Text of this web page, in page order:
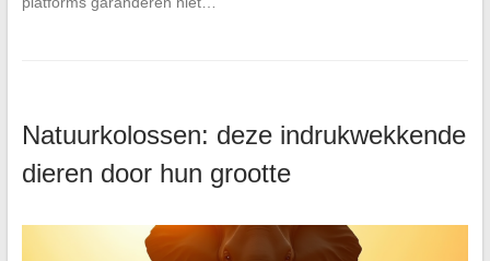
Natuurkolossen: deze indrukwekkende
dieren door hun grootte